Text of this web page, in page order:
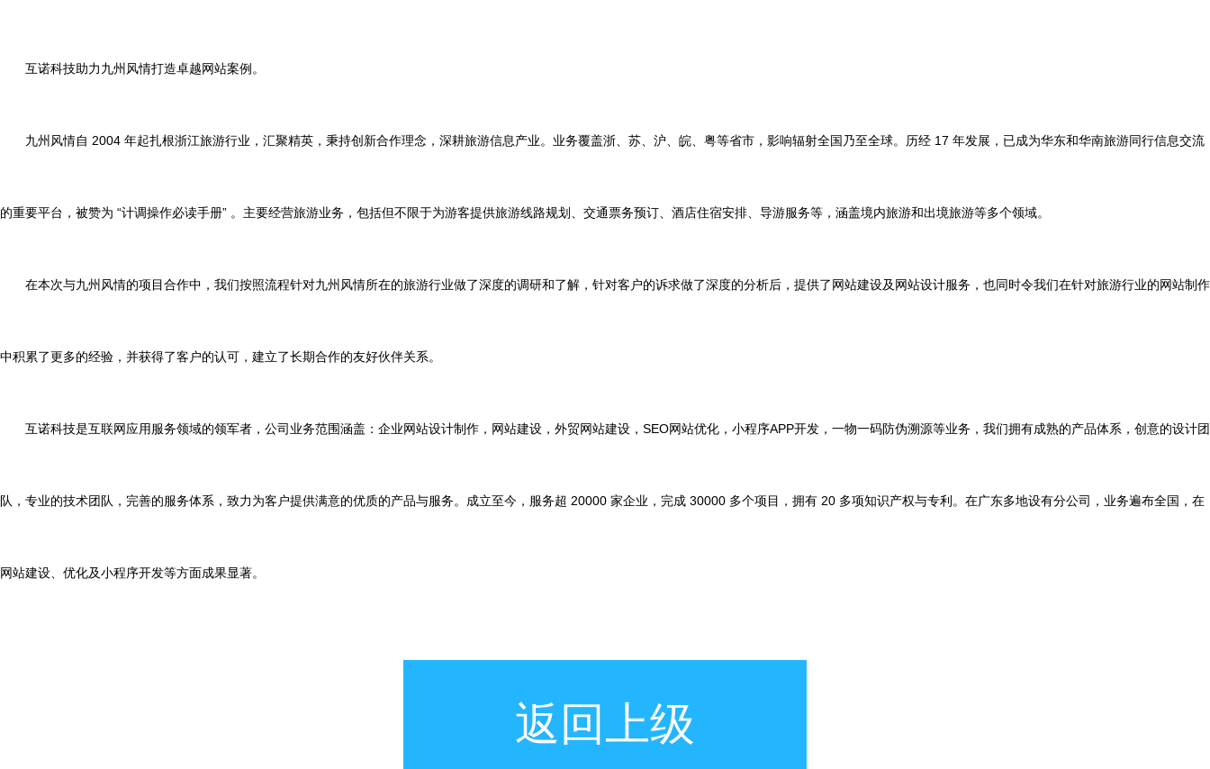
互诺科技助力九州风情打造卓越网站案例。
九州风情自 2004 年起扎根浙江旅游行业，汇聚精英，秉持创新合作理念，深耕旅游信息产业。业务覆盖浙、苏、沪、皖、粤等省市，影响辐射全国乃至全球。历经 17 年发展，已成为华东和华南旅游同行信息交流
的重要平台，被赞为 “计调操作必读手册” 。主要经营旅游业务，包括但不限于为游客提供旅游线路规划、交通票务预订、酒店住宿安排、导游服务等，涵盖境内旅游和出境旅游等多个领域。
在本次与九州风情的项目合作中，我们按照流程针对九州风情所在的旅游行业做了深度的调研和了解，针对客户的诉求做了深度的分析后，提供了网站建设及网站设计服务，也同时令我们在针对旅游行业的网站制作
中积累了更多的经验，并获得了客户的认可，建立了长期合作的友好伙伴关系。
互诺科技是互联网应用服务领域的领军者，公司业务范围涵盖：企业网站设计制作，网站建设，外贸网站建设，SEO网站优化，小程序APP开发，一物一码防伪溯源等业务，我们拥有成熟的产品体系，创意的设计团
队，专业的技术团队，完善的服务体系，致力为客户提供满意的优质的产品与服务。成立至今，服务超 20000 家企业，完成 30000 多个项目，拥有 20 多项知识产权与专利。在广东多地设有分公司，业务遍布全国，在
网站建设、优化及小程序开发等方面成果显著。
返回上级